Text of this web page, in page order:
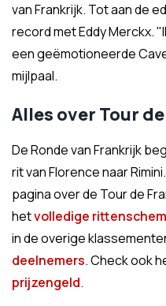
van Frankrijk. Tot aan de
record met Eddy Merckx.
een geëmotioneerde
mijlpaal.
Alles over Tour
De Ronde van Frankrijk
rit van Florence naar
pagina over de Tour de
hetvolledige
in de overige
deelnemers.Check ook
prijzengeld.